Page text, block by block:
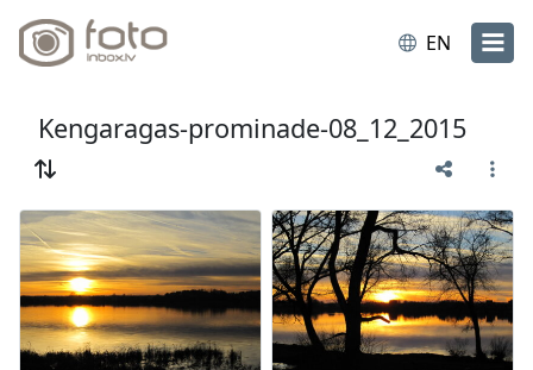
EN
Kengaragas-prominade-08_12_2015